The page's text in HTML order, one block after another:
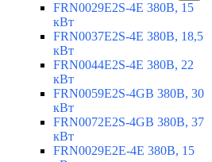
FRN0029E2S-4E 380В, 15
кВт
FRN0037E2S-4E 380В, 18,5
кВт
FRN0044E2S-4E 380В, 22
кВт
FRN0059E2S-4GB 380В, 30
кВт
FRN0072E2S-4GB 380В, 37
кВт
FRN0029E2E-4E 380В, 15